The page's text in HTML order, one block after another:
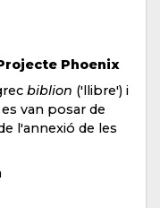
Phoenix
biblion ('llibre') i
van posar de
l'annexió de les